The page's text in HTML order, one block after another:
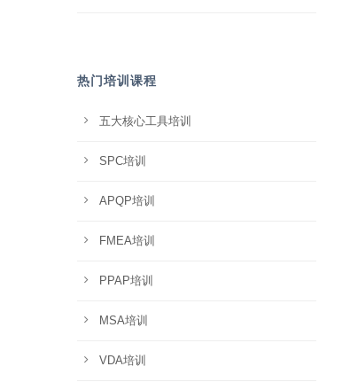
热门培训课程
五大核心工具培训
SPC培训
APQP培训
FMEA培训
PPAP培训
MSA培训
VDA培训